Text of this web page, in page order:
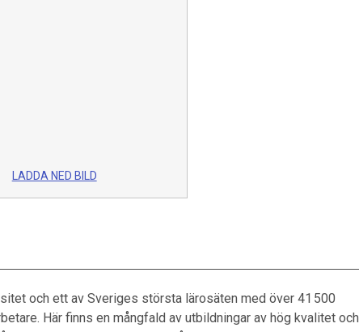
LADDA NED BILD
och ett av Sveriges största lärosäten med över 41 500
Här finns en mångfald av utbildningar av hög kvalitet och